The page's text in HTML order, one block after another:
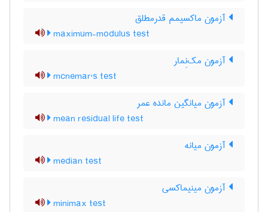
آزمون ماکسیمم قدرمطلق
maximum-modulus test
آزمون مک‌نِمار
mcnemar's test
آزمون میانگین مانده عمر
mean residual life test
آزمون میانه
median test
آزمون مینیماکسی
minimax test